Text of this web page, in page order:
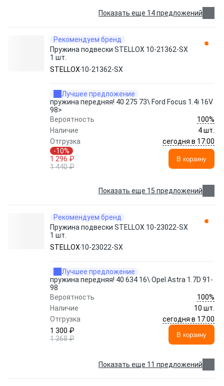
Показать еще 14 предложений
Рекомендуем бренд
Пружина подвески STELLOX 10-21362-SX
1 шт.
STELLOX 10-21362-SX
Лучшее предложение
пружина передняя! 40 275 73\ Ford Focus 1.4i 16V
98>
Вероятность
100%
Наличие
4 шт.
Отгрузка
сегодня в 17:00
-10%
1 296 ₽
1 440 ₽
В корзину
Показать еще 15 предложений
Рекомендуем бренд
Пружина подвески STELLOX 10-23022-SX
1 шт.
STELLOX 10-23022-SX
Лучшее предложение
пружина передняя! 40 634 16\ Opel Astra 1.7D 91-
98
Вероятность
100%
Наличие
10 шт.
Отгрузка
сегодня в 17:00
1 300 ₽
1 368 ₽
В корзину
Показать еще 11 предложений